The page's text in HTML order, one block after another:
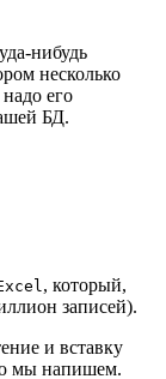
нибудь
несколько
его
БД.
, который,
записей).
и вставку
мы напишем.